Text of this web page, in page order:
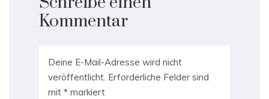
Kommentar
Deine E-Mail-Adresse wird nicht
veröffentlicht. Erforderliche Felder sind
mit * markiert